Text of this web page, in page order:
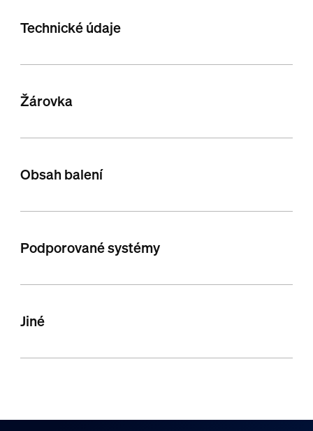
Technické údaje
Žárovka
Obsah balení
Podporované systémy
Jiné